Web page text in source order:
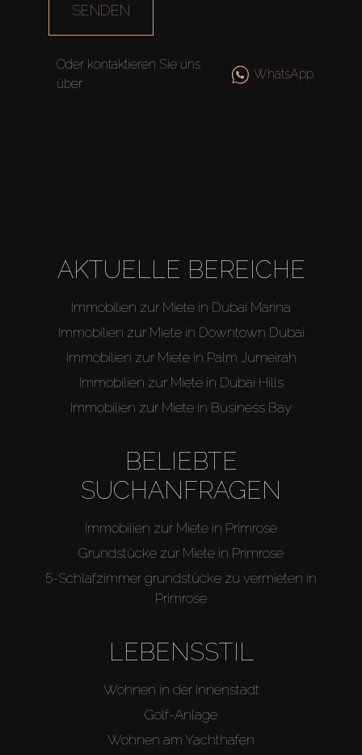
SENDEN
Oder kontaktieren Sie uns
über
WhatsApp
AKTUELLE BEREICHE
Immobilien zur Miete in Dubai Marina
Immobilien zur Miete in Downtown Dubai
Immobilien zur Miete in Palm Jumeirah
Immobilien zur Miete in Dubai Hills
Immobilien zur Miete in Business Bay
BELIEBTE
SUCHANFRAGEN
Immobilien zur Miete in Primrose
Grundstücke zur Miete in Primrose
5-Schlafzimmer grundstücke zu vermieten in
Primrose
LEBENSSTIL
Wohnen in der Innenstadt
Golf-Anlage
Wohnen am Yachthafen